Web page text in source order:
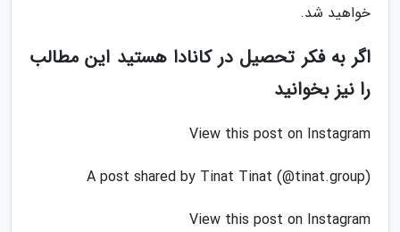
خواهید شد.
اگر به فکر تحصیل در کانادا هستید این مطالب
را نیز بخوانید
View this post on Instagram
A post shared by Tinat Tinat (@tinat.group)
View this post on Instagram